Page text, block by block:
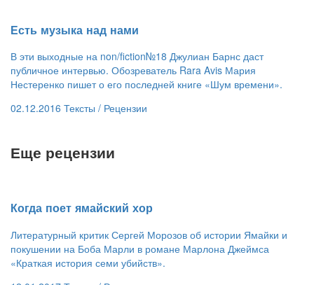
Есть музыка над нами
В эти выходные на non/fiction№18 Джулиан Барнс даст
публичное интервью. Обозреватель Rara Avis Мария
Нестеренко пишет о его последней книге «Шум времени».
02.12.2016 Тексты / Рецензии
Еще рецензии
​Когда поет ямайский хор
Литературный критик Сергей Морозов об истории Ямайки и
покушении на Боба Марли в романе Марлона Джеймса
«Краткая история семи убийств».